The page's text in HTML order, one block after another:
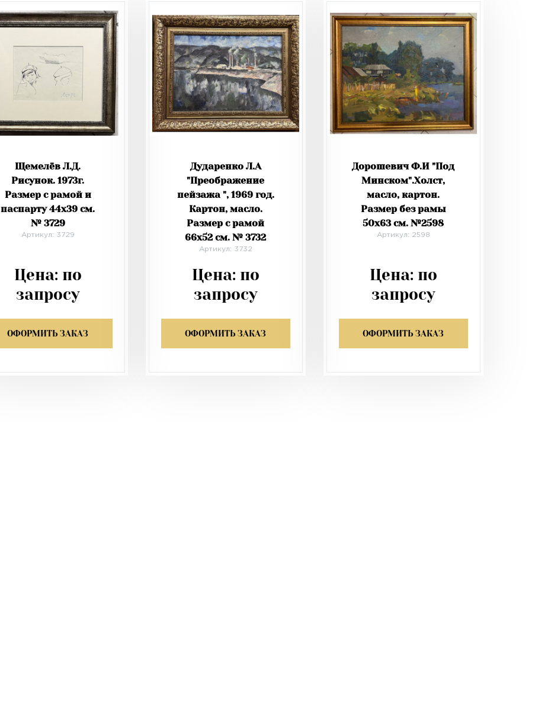
Щемелёв Л.Д.
Рисунок. 1973г.
Размер с рамой и
паспарту 44х39 см.
№ 3729
Артикул: 3729
Цена: по
запросу
ОФОРМИТЬ ЗАКАЗ
Дударенко Л.А
"Преображение
пейзажа ", 1969 год.
Картон, масло.
Размер с рамой
66х52 см. № 3732
Артикул: 3732
Цена: по
запросу
ОФОРМИТЬ ЗАКАЗ
Дорошевич Ф.И "Под
Минском".Холст,
масло, картон.
Размер без рамы
50х63 см. №2598
Артикул: 2598
Цена: по
запросу
ОФОРМИТЬ ЗАКАЗ